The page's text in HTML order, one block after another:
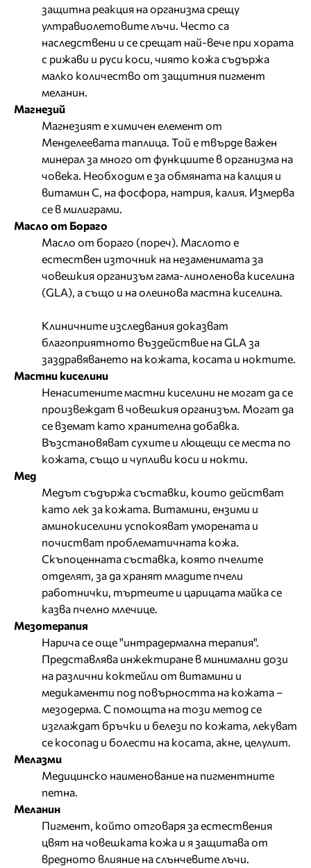
защитна реакция на организма срещу
ултравиолетовите лъчи. Често са
наследствени и се срещат най-вече при хората
с рижави и руси коси, чиято кожа съдържа
малко количество от защитния пигмент
меланин.
Магнезий
Магнезият е химичен елемент от
Менделеевата таплица. Той е твърде важен
минерал за много от функциите в организма на
човека. Необходим е за обмяната на калция и
витамин С, на фосфора, натрия, калия. Измерва
се в милиграми.
Масло от Бораго
Масло от бораго (пореч). Маслото е
естествен източник на незаменимата за
човешкия организъм гама-линоленова киселина
(GLA), а също и на олеинова мастна киселина.
Клиничните изследвания доказват
благоприятното въздействие на GLA за
заздравяването на кожата, косата и ноктите.
Мастни киселини
Ненаситените мастни киселини не могат да се
произвеждат в човешкия организъм. Могат да
се вземат като хранителна добавка.
Възстановяват сухите и лющещи се места по
кожата, също и чупливи коси и нокти.
Мед
Медът съдържа съставки, които действат
като лек за кожата. Витамини, ензими и
аминокиселини успокояват уморената и
почистват проблематичната кожа.
Скъпоценната съставка, която пчелите
отделят, за да хранят младите пчели
работнички, търтеите и царицата майка се
казва пчелно млечице.
Мезотерапия
Нарича се още "интрадермална терапия".
Представлява инжектиране в минимални дози
на различни коктейли от витамини и
медикаменти под повърността на кожата –
мезодерма. С помощта на този метод се
изглаждат бръчки и белези по кожата, лекуват
се косопад и болести на косата, акне, целулит.
Мелазми
Mедицинско наименование на пигментните
петна.
Меланин
Пигмент, който отговаря за естествения
цвят на човешката кожа и я защитава от
вредното влияние на слънчевите лъчи.